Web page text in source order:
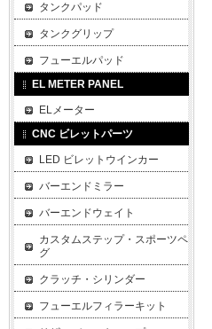
タンクパッド
タンクグリップ
フューエルパッド
EL METER PANEL
ELメーター
CNC ビレットパーツ
LED ビレットウインカー
バーエンドミラー
バーエンドウェイト
カスタムステップ・スポーツペ
グ
クラッチ・シリンダー
フューエルフィラーキット